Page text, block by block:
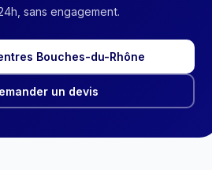
sans engagement.
Bouches-du-Rhône
un devis